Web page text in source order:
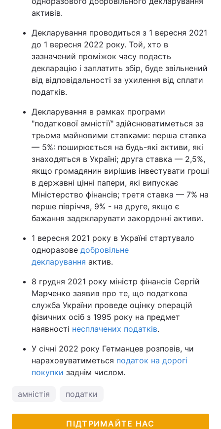
активів.
Декларування проводиться з 1 вересня 2021
до 1 вересня 2022 року. Той, хто в
зазначений проміжок часу подасть
декларацію і заплатить збір, буде звільнений
від відповідальності за ухилення від сплати
податків.
Декларування в рамках програми
"податкової амністії" здійснюватиметься за
трьома майновими ставками: перша ставка
— 5%: поширюється на будь-які активи, які
знаходяться в Україні; друга ставка — 2,5%,
якщо громадянин вирішив інвестувати гроші
в державні цінні папери, які випускає
Міністерство фінансів; третя ставка — 7% на
перше півріччя, 9% - на друге, якщо є
бажання задекларувати закордонні активи.
1 вересня 2021 року в Україні стартувало
одноразове добровільне
декларування актив.
8 грудня 2021 року міністр фінансів Сергій
Марченко заявив про те, що податкова
служба України проведе оцінку операцій
фізичних осіб з 1995 року на предмет
наявності несплачених податків.
У січні 2022 року Гетманцев розповів, чи
нараховуватиметься податок на дорогі
покупки заднім числом.
амністія податки
ПІДТРИМАЙТЕ НАС